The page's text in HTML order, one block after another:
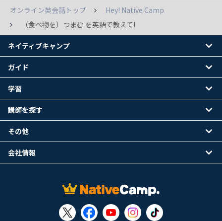
オンライン英会話トップ
Hey! Native Camp
（食べ物を）つまむ を英語で教えて!
ネイティブキャンプ
ガイド
学習
講師を探す
その他
会社情報